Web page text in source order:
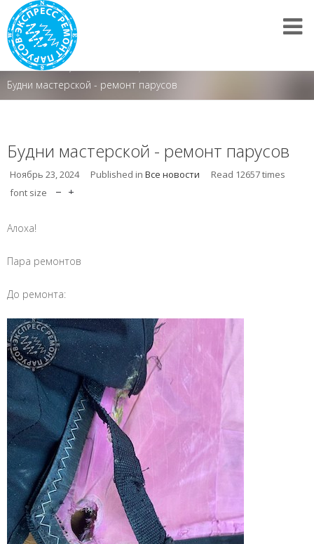
Все новости / /
Будни мастерской - ремонт парусов
Будни мастерской - ремонт парусов
Ноябрь 23, 2024 Published in Все новости Read 12657times
font size
Алоха!
Пара ремонтов
До ремонта: